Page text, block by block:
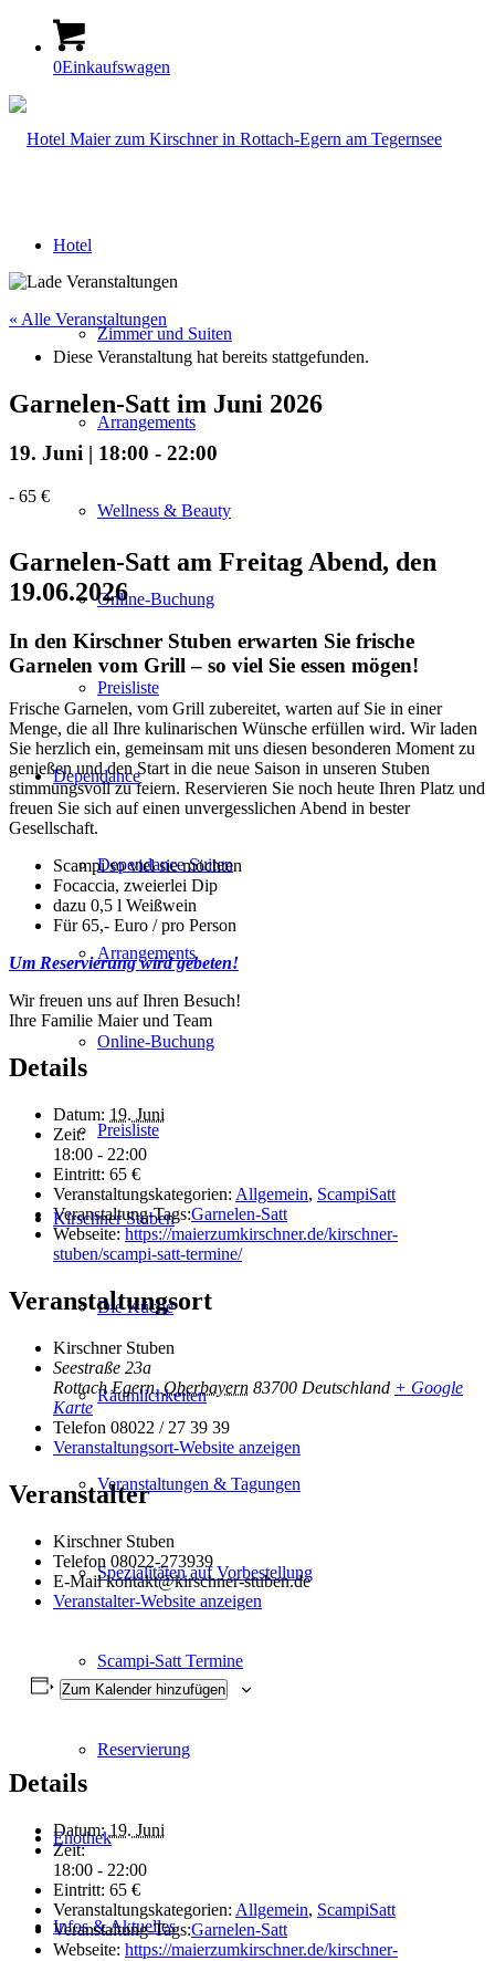
0Einkaufswagen
Hotel
Zimmer und Suiten
Arrangements
Wellness & Beauty
Online-Buchung
Preisliste
Dependance
Dependance Suiten
Arrangements
Online-Buchung
Preisliste
Kirschner Stuben
Die Küche
Räumlichkeiten
Veranstaltungen & Tagungen
Spezialitäten auf Vorbestellung
Scampi-Satt Termine
Reservierung
Enothek
Infos & Aktuelles
« Alle Veranstaltungen
Diese Veranstaltung hat bereits stattgefunden.
Garnelen-Satt im Juni 2026
19. Juni | 18:00 - 22:00
- 65 €
Garnelen-Satt am Freitag Abend, den
19.06.2026
In den Kirschner Stuben erwarten Sie frische
Garnelen vom Grill – so viel Sie essen mögen!
Frische Garnelen, vom Grill zubereitet, warten auf Sie in einer
Menge, die all Ihre kulinarischen Wünsche erfüllen wird. Wir laden
Sie herzlich ein, gemeinsam mit uns diesen besonderen Moment zu
genießen und den Start in die neue Saison in unseren Stuben
stimmungsvoll zu feiern. Reservieren Sie noch heute Ihren Platz und
freuen Sie sich auf einen unvergesslichen Abend in bester
Gesellschaft.
Scampi so viel sie möchten
Focaccia, zweierlei Dip
dazu 0,5 l Weißwein
Für 65,- Euro / pro Person
Um Reservierung wird gebeten!
Wir freuen uns auf Ihren Besuch!
Ihre Familie Maier und Team
Details
Datum: 19. Juni
Zeit:
18:00 - 22:00
Eintritt: 65 €
Veranstaltungskategorien: Allgemein, ScampiSatt
Veranstaltung-Tags:Garnelen-Satt
Webseite: https://maierzumkirschner.de/kirschner-
stuben/scampi-satt-termine/
Veranstaltungsort
Kirschner Stuben
Seestraße 23a
Rottach Egern, Oberbayern 83700 Deutschland + Google
Karte
Telefon 08022 / 27 39 39
Veranstaltungsort-Website anzeigen
Veranstalter
Kirschner Stuben
Telefon 08022-273939
E-Mailkontakt@kirschner-stuben.de
Veranstalter-Website anzeigen
Zum Kalender hinzufügen
Details
Datum: 19. Juni
Zeit:
18:00 - 22:00
Eintritt: 65 €
Veranstaltungskategorien: Allgemein, ScampiSatt
Veranstaltung-Tags:Garnelen-Satt
Webseite: https://maierzumkirschner.de/kirschner-